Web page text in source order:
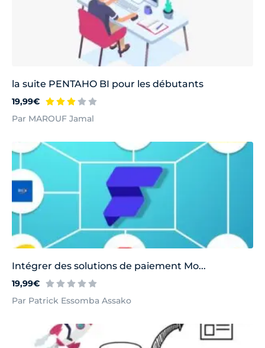
la suite PENTAHO BI pour les débutants
19,99€
Par MAROUF Jamal
Intégrer des solutions de paiement Mo...
19,99€
Par Patrick Essomba Assako